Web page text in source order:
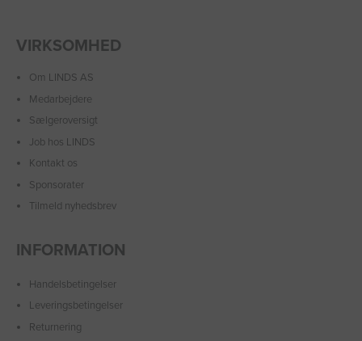
VIRKSOMHED
Om LINDS AS
Medarbejdere
Sælgeroversigt
Job hos LINDS
Kontakt os
Sponsorater
Tilmeld nyhedsbrev
INFORMATION
Handelsbetingelser
Leveringsbetingelser
Returnering